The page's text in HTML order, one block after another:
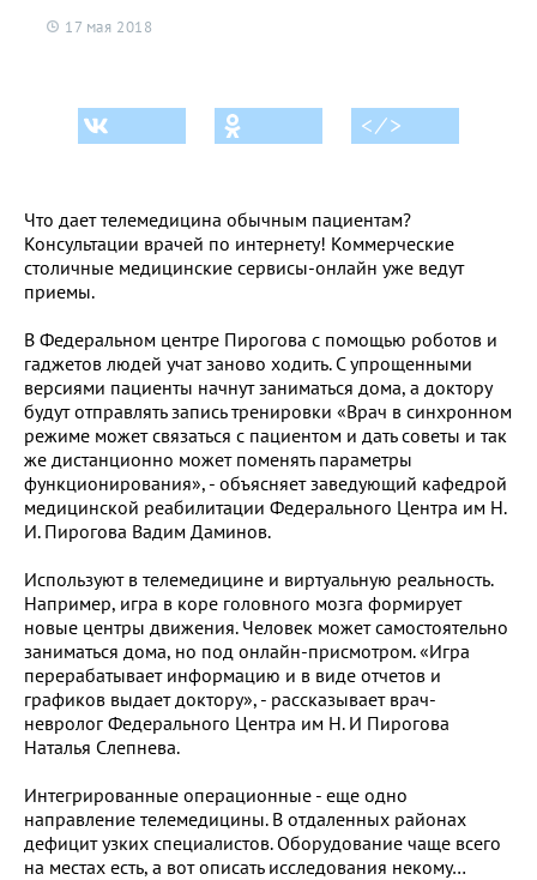
17 мая 2018
< ⁄ >
Что дает телемедицина обычным пациентам?
Консультации врачей по интернету! Коммерческие
столичные медицинские сервисы-онлайн уже ведут
приемы.
В Федеральном центре Пирогова с помощью роботов и
гаджетов людей учат заново ходить. С упрощенными
версиями пациенты начнут заниматься дома, а доктору
будут отправлять запись тренировки «Врач в синхронном
режиме может связаться с пациентом и дать советы и так
же дистанционно может поменять параметры
функционирования», - объясняет заведующий кафедрой
медицинской реабилитации Федерального Центра им Н.
И. Пирогова Вадим Даминов.
Используют в телемедицине и виртуальную реальность.
Например, игра в коре головного мозга формирует
новые центры движения. Человек может самостоятельно
заниматься дома, но под онлайн-присмотром. «Игра
перерабатывает информацию и в виде отчетов и
графиков выдает доктору», - рассказывает врач-
невролог Федерального Центра им Н. И Пирогова
Наталья Слепнева.
Интегрированные операционные - еще одно
направление телемедицины. В отдаленных районах
дефицит узких специалистов. Оборудование чаще всего
на местах есть, а вот описать исследования некому…